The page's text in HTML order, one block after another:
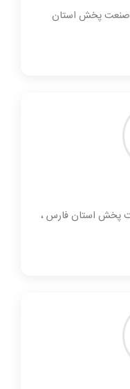
صنعت پخش استان
پخش استان فارس ،